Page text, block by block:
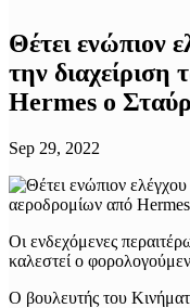
Θέτει ενώπιον
την
Hermes o
Sep 29, 2022
Οι ενδεχόμενες
καλεστεί ο
Ο βουλευτής του